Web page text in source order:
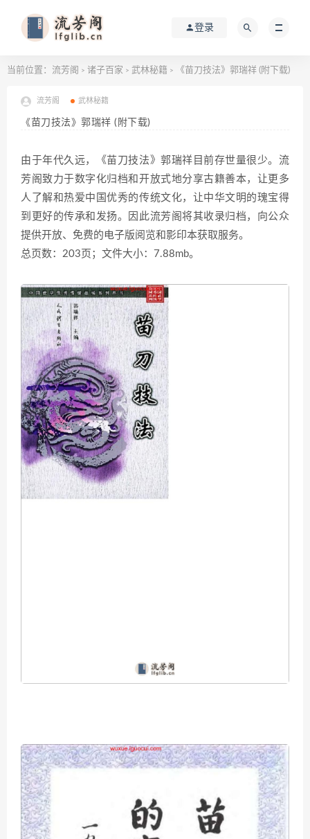
登录
当前位置： 流芳阁 > 诸子百家 > 武林秘籍 > 《苗刀技法》郭瑞祥 (附下载)
流芳阁 武林秘籍
《苗刀技法》郭瑞祥 (附下载)
由于年代久远，《苗刀技法》郭瑞祥目前存世量很少。流
芳阁致力于数字化归档和开放式地分享古籍善本，让更多
人了解和热爱中国优秀的传统文化，让中华文明的瑰宝得
到更好的传承和发扬。因此流芳阁将其收录归档，向公众
提供开放、免费的电子版阅览和影印本获取服务。
总页数：203页；文件大小：7.88mb。